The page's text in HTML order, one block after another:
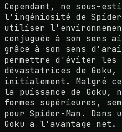
Cependant, ne sous-
l'ingéniosité de
utiliser
conjuguée à son sens
grâce à son sens
permettre d'éviter les
dévastatrices de Goku,
initialement. Malgré
la puissance de Goku,
formes supérieures,
pour Spider-Man. Dans
Goku a l'avantage net.